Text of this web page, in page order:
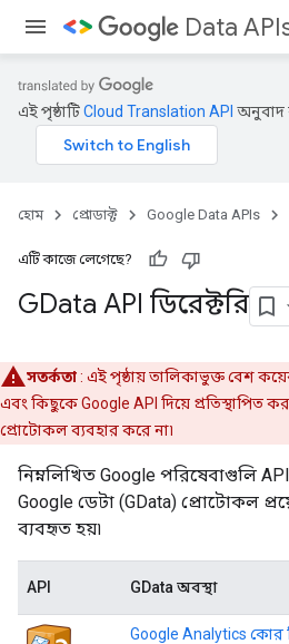
Data
এই পৃষ্ঠাটিCloud Translation API অনুবাদ
হোম প্রোডাক্ট Google Data APIs
এটি কাজে লেগেছে?
GData API ডিরেক্টরি
সতর্কতা: এই পৃষ্ঠায় তালিকাভুক্ত বেশ
এবং কিছুকে Google API দিয়ে প্রতিস্থাপিত
প্রোটোকল ব্যবহার করে না৷
নিম্নলিখিত Google পরিষেবাগুলি
Google ডেটা (GData) প্রোটোকল
ব্যবহৃত হয়৷
API GData অবস্থা
Google Analytics কোর